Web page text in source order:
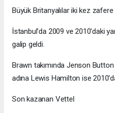
Büyük Britanyalılar iki kez zafere
İstanbul'da 2009 ve 2010'daki
galip geldi.
Brawn takımında Jenson
adına Lewis Hamilton ise
Son kazanan Vettel